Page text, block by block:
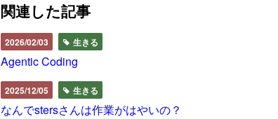
関連した記事
2026/02/03 生きる
Agentic Coding
2025/12/05 生きる
なんでstersさんは作業がはやいの？